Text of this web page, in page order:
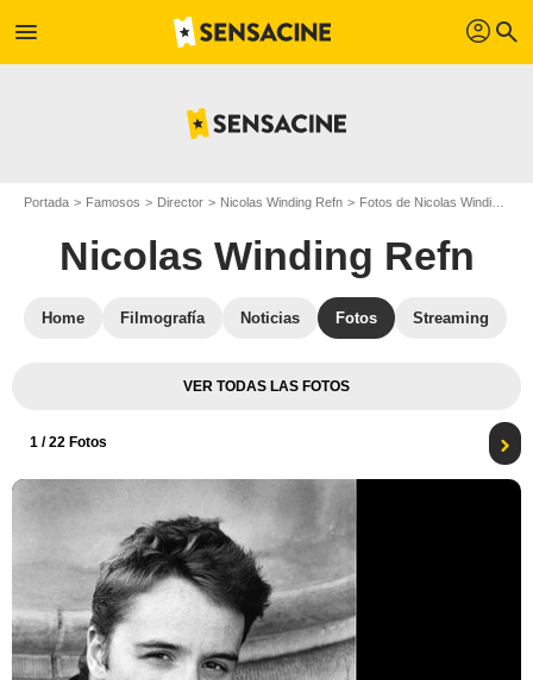
menu profil search
Portada Famosos Director Nicolas Winding Refn Fotos de Nicolas Winding Refn
Nicolas Winding Refn
Home Filmografía Noticias Fotos Streaming
VER TODAS LAS FOTOS
1 / 22 Fotos